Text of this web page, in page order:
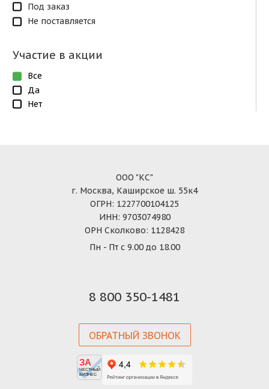
Под заказ
Не поставляется
Участие в акции
Все
Да
Нет
ООО "КС"
г. Москва, Каширское ш. 55к4
ОГРН: 1227700104125
ИНН: 9703074980
ОРН Сколково: 1128428
Пн - Пт с 9.00 до 18.00
8 800 350-1481
ОБРАТНЫЙ ЗВОНОК
ЗА
ЧЕСТНЫЙ
БИЗНЕС